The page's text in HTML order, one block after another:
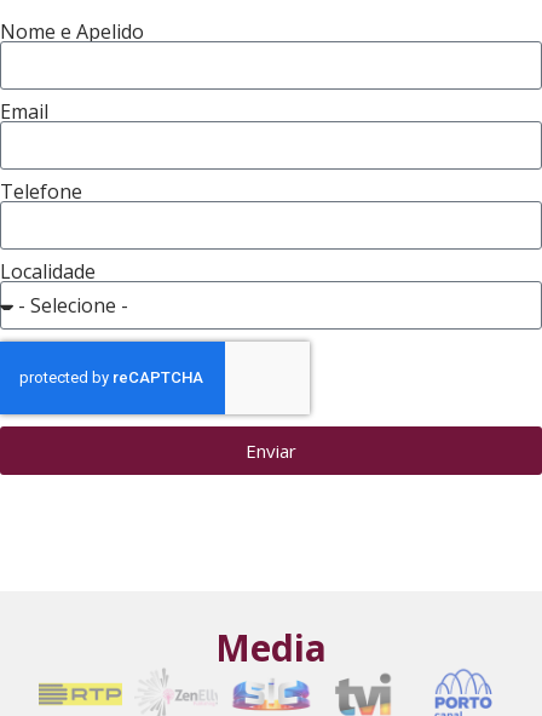
Nome e Apelido
Email
Telefone
Localidade
Enviar
Media